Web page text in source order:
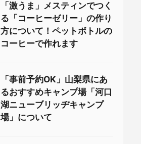
「激うま」メスティンでつく
る「コーヒーゼリー」の作り
方について！ペットボトルの
コーヒーで作れます
「事前予約OK」山梨県にあ
るおすすめキャンプ場「河口
湖ニューブリッヂキャンプ
場」について